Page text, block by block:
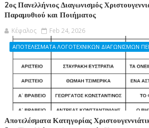
2ος Πανελλήνιος Διαγωνισμός
Παραμυθιού και Ποιήματος
Κέφαλος Feb 24, 2026
ΑΠΟΤΕΛΕΣΜΑΤΑ ΛΟΓΟΤΕΧΝΙΚΩΝ ΔΙΑΓΩΝΙΣΜΩΝ
Αποτελέσματα Κατηγορίας